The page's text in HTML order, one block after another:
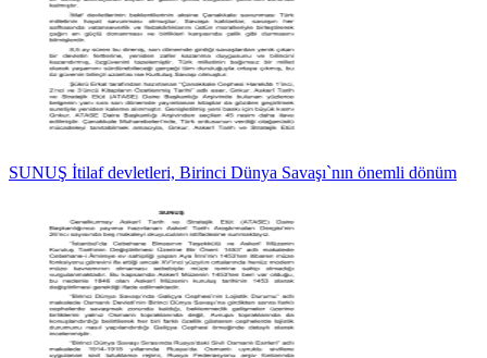
SUNUŞ İtilaf devletleri, Birinci Dünya Savaşı`nın önemli dönüm